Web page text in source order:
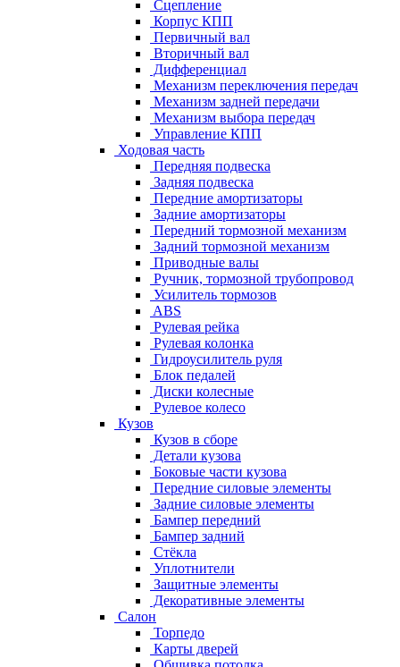
Сцепление
Корпус КПП
Первичный вал
Вторичный вал
Дифференциал
Механизм переключения передач
Механизм задней передачи
Механизм выбора передач
Управление КПП
Ходовая часть
Передняя подвеска
Задняя подвеска
Передние амортизаторы
Задние амортизаторы
Передний тормозной механизм
Задний тормозной механизм
Приводные валы
Ручник, тормозной трубопровод
Усилитель тормозов
ABS
Рулевая рейка
Рулевая колонка
Гидроусилитель руля
Блок педалей
Диски колесные
Рулевое колесо
Кузов
Кузов в сборе
Детали кузова
Боковые части кузова
Передние силовые элементы
Задние силовые элементы
Бампер передний
Бампер задний
Стёкла
Уплотнители
Защитные элементы
Декоративные элементы
Салон
Торпедо
Карты дверей